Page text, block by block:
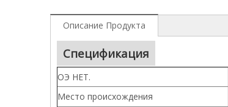
Описание Продукта
Спецификация
ОЭ НЕТ.
Место происхождения